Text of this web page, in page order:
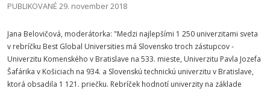
PUBLIKOVANÉ 29. november 2018
Jana Belovičová, moderátorka: "Medzi najlepšími 1 250 univerzitami sveta
v rebríčku Best Global Universities má Slovensko troch zástupcov -
Univerzitu Komenského v Bratislave na 533. mieste, Univerzitu Pavla Jozefa
Šafárika v Košiciach na 934. a Slovenskú technickú univerzitu v Bratislave,
ktorá obsadila 1 121. priečku. Rebríček hodnotí univerzity na základe